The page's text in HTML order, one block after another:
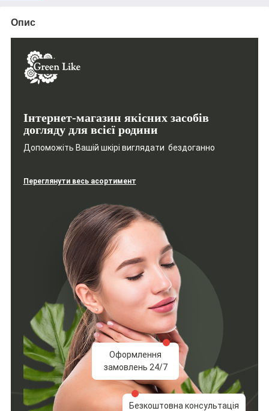
Опис
Інтернет-магазин якісних засобів
догляду для всієї родини
Допоможіть Вашій шкірі виглядати бездоганно
Переглянути весь асортимент
Оформлення
замовлень 24/7
Безкоштовна консультація